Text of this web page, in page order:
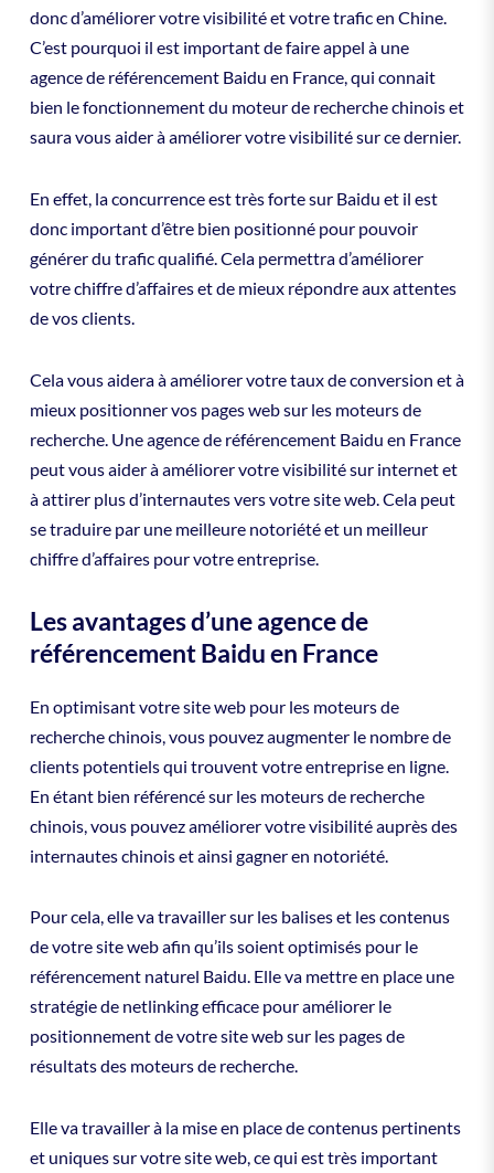
donc d’améliorer votre visibilité et votre trafic en Chine.
C’est pourquoi il est important de faire appel à une
agence de référencement Baidu en France, qui connait
bien le fonctionnement du moteur de recherche chinois et
saura vous aider à améliorer votre visibilité sur ce dernier.
En effet, la concurrence est très forte sur Baidu et il est
donc important d’être bien positionné pour pouvoir
générer du trafic qualifié. Cela permettra d’améliorer
votre chiffre d’affaires et de mieux répondre aux attentes
de vos clients.
Cela vous aidera à améliorer votre taux de conversion et à
mieux positionner vos pages web sur les moteurs de
recherche. Une agence de référencement Baidu en France
peut vous aider à améliorer votre visibilité sur internet et
à attirer plus d’internautes vers votre site web. Cela peut
se traduire par une meilleure notoriété et un meilleur
chiffre d’affaires pour votre entreprise.
Les avantages d’une agence de
référencement Baidu en France
En optimisant votre site web pour les moteurs de
recherche chinois, vous pouvez augmenter le nombre de
clients potentiels qui trouvent votre entreprise en ligne.
En étant bien référencé sur les moteurs de recherche
chinois, vous pouvez améliorer votre visibilité auprès des
internautes chinois et ainsi gagner en notoriété.
Pour cela, elle va travailler sur les balises et les contenus
de votre site web afin qu’ils soient optimisés pour le
référencement naturel Baidu. Elle va mettre en place une
stratégie de netlinking efficace pour améliorer le
positionnement de votre site web sur les pages de
résultats des moteurs de recherche.
Elle va travailler à la mise en place de contenus pertinents
et uniques sur votre site web, ce qui est très important